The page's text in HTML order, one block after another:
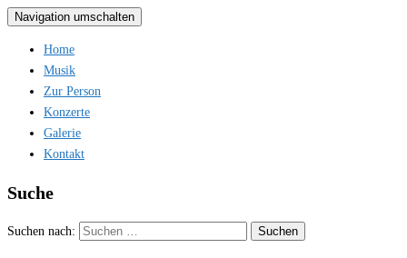
Navigation umschalten
Home
Musik
Zur Person
Konzerte
Galerie
Kontakt
Suche
Suchen nach: